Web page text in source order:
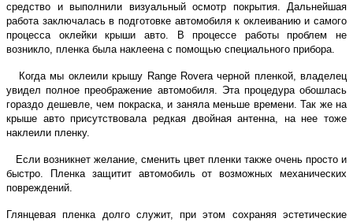
средство и выполнили визуальный осмотр покрытия. Дальнейшая
работа заключалась в подготовке автомобиля к оклеиванию и самого
процесса оклейки крыши авто. В процессе работы проблем не
возникло, пленка была наклеена с помощью специального прибора.
Когда мы оклеили крышу Range Rovera черной пленкой, владелец
увидел полное преображение автомобиля. Эта процедура обошлась
гораздо дешевле, чем покраска, и заняла меньше времени. Так же на
крыше авто присутствовала редкая двойная антенна, на нее тоже
наклеили пленку.
Если возникнет желание, сменить цвет пленки также очень просто и
быстро. Пленка защитит автомобиль от возможных механических
повреждений.
Глянцевая пленка долго служит, при этом сохраняя эстетические